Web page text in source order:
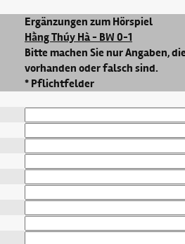
Ergänzungen zum Hörspiel
Hằng Thúy Hà - BW 0-1
Bitte machen Sie nur Angaben,
vorhanden oder falsch sind.
* Pflichtfelder